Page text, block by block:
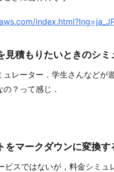
見積もりたいときのシミ
レーター．学生さんなどが
？って感じ．
をマークダウンに変換
ビスではないが，料金シミュ